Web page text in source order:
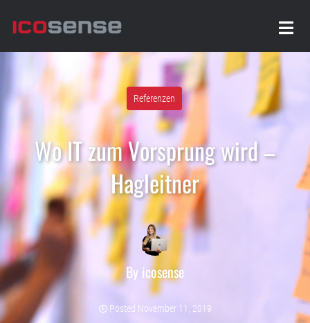
Referenzen
Wo IT zum Vorsprung wird –
Hagleitner
By icosense
Posted November 11, 2019